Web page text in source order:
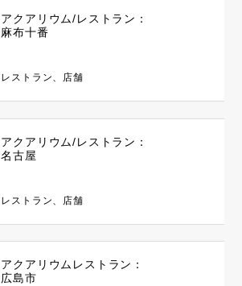
アクアリウム/レストラン：
麻布十番
レストラン、店舗
アクアリウム/レストラン：
名古屋
レストラン、店舗
アクアリウムレストラン：
広島市